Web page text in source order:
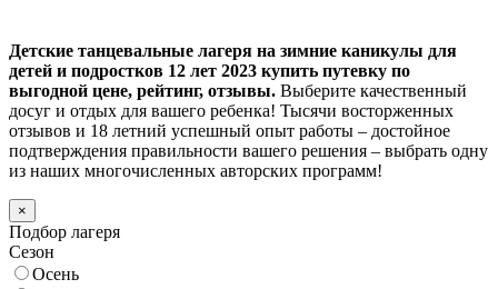
Детские танцевальные лагеря на зимние каникулы для
детей и подростков 12 лет 2023 купить путевку по
выгодной цене, рейтинг, отзывы. Выберите качественный
досуг и отдых для вашего ребенка! Тысячи восторженных
отзывов и 18 летний успешный опыт работы – достойное
подтверждения правильности вашего решения – выбрать одну
из наших многочисленных авторских программ!
×
Подбор лагеря
Сезон
Осень